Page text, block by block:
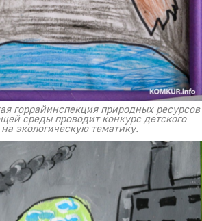
горрайинспекция природных ресурсов
среды проводит конкурс детского
экологическую тематику.